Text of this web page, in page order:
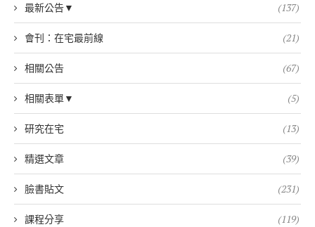
最新公告▼ (137)
會刊：在宅最前線 (21)
相關公告 (67)
相關表單▼ (5)
研究在宅 (13)
精選文章 (39)
臉書貼文 (231)
課程分享 (119)